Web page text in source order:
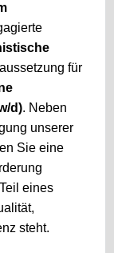
für
d). Neben
unserer
Sie eine
eines
steht.